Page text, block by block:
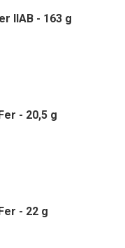
IIAB - 163 g
- 20,5 g
- 22 g